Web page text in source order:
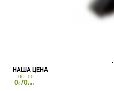
0
00
€/0
00
лв.